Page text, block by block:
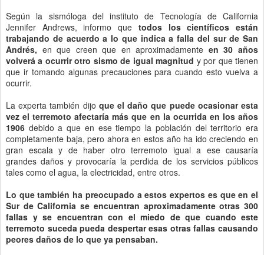
Según la sismóloga del instituto de Tecnología de California
Jennifer Andrews, informo que todos los científicos están
trabajando de acuerdo a lo que indica a falla del sur de San
Andrés, en que creen que en aproximadamente en 30 años
volverá a ocurrir otro sismo de igual magnitud y por que tienen
que ir tomando algunas precauciones para cuando esto vuelva a
ocurrir.
La experta también dijo que el daño que puede ocasionar esta
vez el terremoto afectaría más que en la ocurrida en los años
1906 debido a que en ese tiempo la población del territorio era
completamente baja, pero ahora en estos año ha ido creciendo en
gran escala y de haber otro terremoto igual a ese causaría
grandes daños y provocaría la perdida de los servicios públicos
tales como el agua, la electricidad, entre otros.
Lo que también ha preocupado a estos expertos es que en el
Sur de California se encuentran aproximadamente otras 300
fallas y se encuentran con el miedo de que cuando este
terremoto suceda pueda despertar esas otras fallas causando
peores daños de lo que ya pensaban.